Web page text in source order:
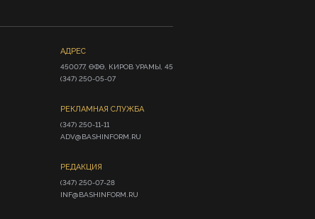
АДРЕС
450077, ӨФӨ, КИРОВ УРАМЫ, 45
(347) 250-05-07
РЕКЛАМНАЯ СЛУЖБА
(347) 250-11-11
ADV@BASHINFORM.RU
РЕДАКЦИЯ
(347) 250-07-28
INF@BASHINFORM.RU